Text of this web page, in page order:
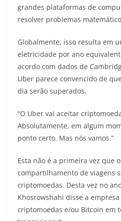
grandes plataformas de
resolver problemas
Globalmente, isso resulta em
eletricidade por ano
acordo com dados de
Uber parece convencido de
dia serão superados.
“O Uber vai aceitar
Absolutamente, em algum
ponto certo. Mas nós vamos.”
Esta não é a primeira vez que
compartilhamento de viagens
criptomoedas. Desta vez no
Khosrowshahi disse a
criptomoedas e/ou Bitcoin em